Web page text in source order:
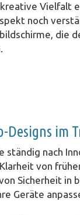
Vielfalt
noch
die
Designs im
ständig nach
von
Sicherheit
Geräte